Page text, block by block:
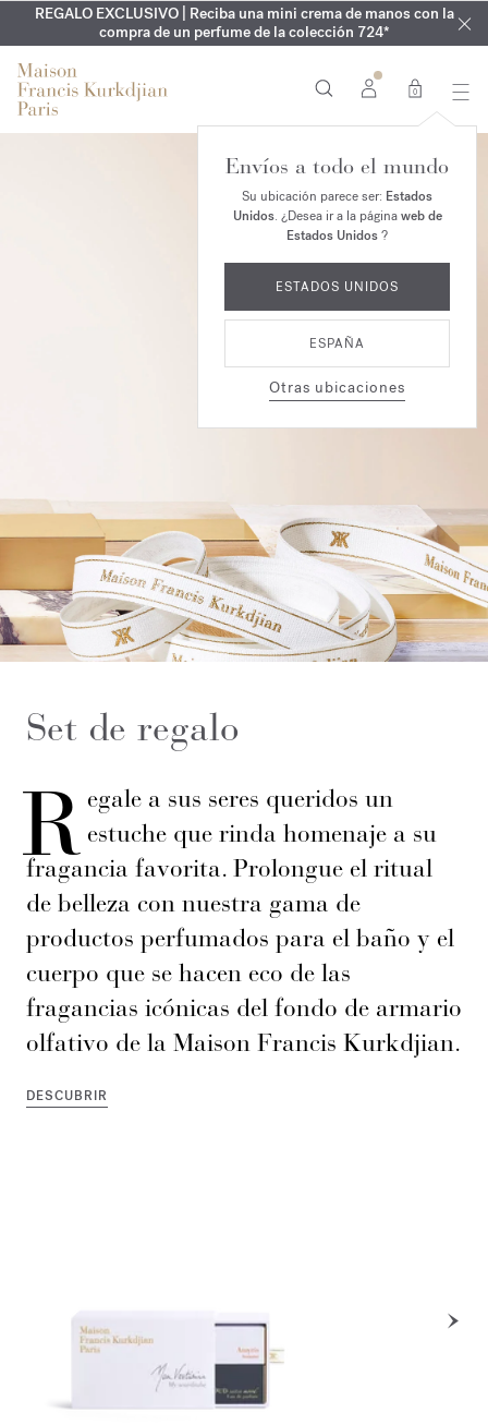
EXCLUSIVO | Descubra la nueva fragancia OUD velvet mood
en su pedido*
REGALO EXCLUSIVO | Reciba una mini crema de manos con la
compra de un perfume de la colección 724*
GRABADO GRATUITO | En la colección AquaCologne forte
hasta el 16 de agosto
ARMARIO DE VERANO | Descubra su fragancia de verano
0
Envíos a todo el mundo
Su ubicación parece ser: Estados
Unidos. ¿Desea ir a la páginaweb de
Estados Unidos?
ESTADOS UNIDOS
ESPAÑA
Otras ubicaciones
Set de regalo
R egale a sus seres queridos un
estuche que rinda homenaje a su
fragancia favorita. Prolongue el ritual
de belleza con nuestra gama de
productos perfumados para el baño y el
cuerpo que se hacen eco de las
fragancias icónicas del fondo de armario
olfativo de la Maison Francis Kurkdjian.
DESCUBRIR